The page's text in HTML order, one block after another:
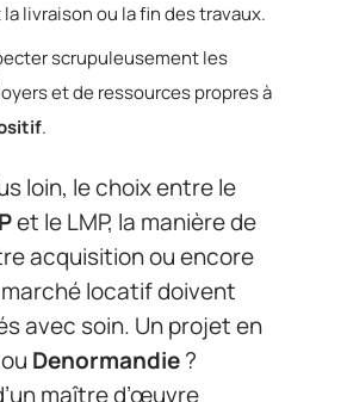
livraison ou la fin des travaux.
scrupuleusement les
et de ressources propres à
.
loin, le choix entre le
et le LMP, la manière de
acquisition ou encore
marché locatif doivent
avec soin. Un projet en
ou Denormandie?
maître d’œuvre